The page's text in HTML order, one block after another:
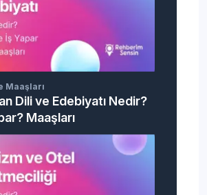
Maaşları
Dili ve Edebiyatı Nedir?
Maaşları